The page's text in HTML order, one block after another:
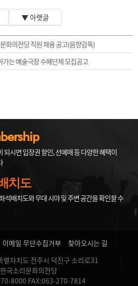
▼ 아랫글
화의전당 직원 채용 공고(음향감독)
가는 예술극장 수혜단체 모집공고
되시면 입장권 할인, 선예매 등 다양한 혜택이
치도
석배치도와 무대 시야 및 주변 공간을 확인할 수
이메일 무단수집거부
찾아오시는 길
자치도 전주시 덕진구 소리로31
한국소리문화의전당
8000 FAX:063-270-7814